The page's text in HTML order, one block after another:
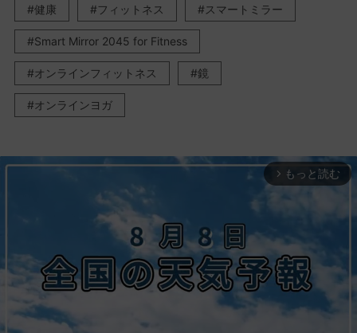
健康 フィットネス スマートミラー
Smart Mirror 2045 for Fitness
オンラインフィットネス 鏡
オンラインヨガ
arrow_forward_ios もっと読む